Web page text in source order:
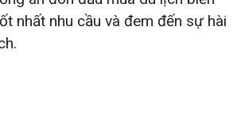
nhất nhu cầu và đem đến sự hài